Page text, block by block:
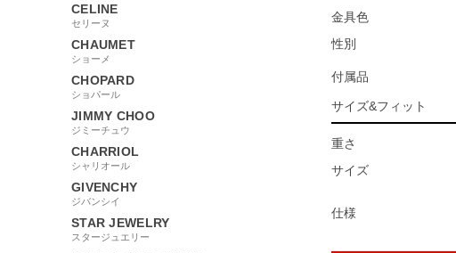
CELINE
セリーヌ
CHAUMET
ショーメ
CHOPARD
ショパール
JIMMY CHOO
ジミーチュウ
CHARRIOL
シャリオール
GIVENCHY
ジバンシイ
STAR JEWELRY
スタージュエリー
金具色
性別
付属品
サイズ&フィット
重さ
サイズ
仕様